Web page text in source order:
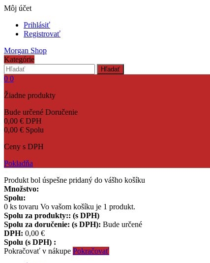
Môj účet
Prihlásiť
Registrovať
Morgan Shop
Kategórie
Hľadať
0 0
Žiadne produkty
Bude určené Doručenie
0,00 € DPH
0,00 € Spolu
Ceny s DPH
Pokladňa
Produkt bol úspešne pridaný do vášho košíku
Množstvo:
Spolu:
0 ks tovaru Vo vašom košíku je 1 produkt.
Spolu za produkty:: (s DPH)
Spolu za doručenie: (s DPH): Bude určené
DPH: 0,00 €
Spolu (s DPH) :
Pokračovať v nákupe Pokračovať